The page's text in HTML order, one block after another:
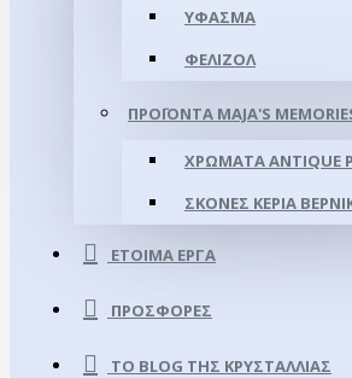
ΎΦΑΣΜΑ
ΦΕΛΙΖΌΛ
ΠΡΟΪΌΝΤΑ MAJA'S
ΧΡΏΜΑΤΑ ANTIQUE
ΣΚΌΝΕΣ ΚΕΡΙΆ
ΈΤΟΙΜΑ ΈΡΓΑ
ΠΡΟΣΦΟΡΈΣ
ΤΟ BLOG ΤΗΣ ΚΡΥΣΤΑΛΛΊΑΣ